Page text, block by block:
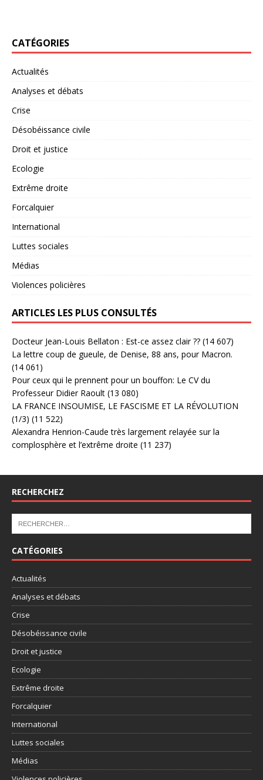
CATÉGORIES
Actualités
Analyses et débats
Crise
Désobéissance civile
Droit et justice
Ecologie
Extrême droite
Forcalquier
International
Luttes sociales
Médias
Violences policières
ARTICLES LES PLUS CONSULTÉS
Docteur Jean-Louis Bellaton : Est-ce assez clair ?? (14 607)
La lettre coup de gueule, de Denise, 88 ans, pour Macron.
(14 061)
Pour ceux qui le prennent pour un bouffon: Le CV du
Professeur Didier Raoult (13 080)
LA FRANCE INSOUMISE, LE FASCISME ET LA RÉVOLUTION
(1/3) (11 522)
Alexandra Henrion-Caude très largement relayée sur la
complosphère et l’extrême droite (11 237)
RECHERCHEZ
CATÉGORIES
Actualités
Analyses et débats
Crise
Désobéissance civile
Droit et justice
Ecologie
Extrême droite
Forcalquier
International
Luttes sociales
Médias